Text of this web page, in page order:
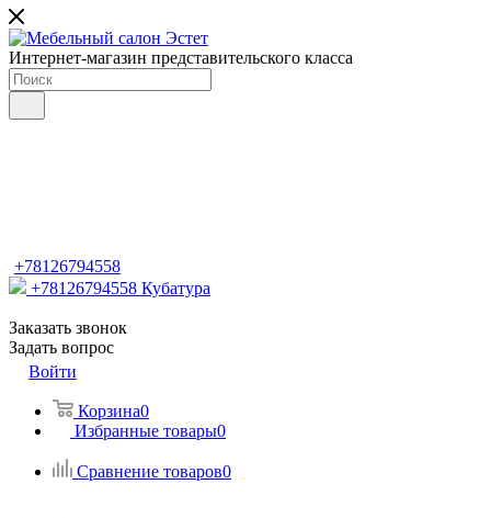
Интернет-магазин представительского класса
+78126794558
+78126794558 Кубатура
Заказать звонок
Задать вопрос
Войти
Корзина0
Избранные товары0
Сравнение товаров0